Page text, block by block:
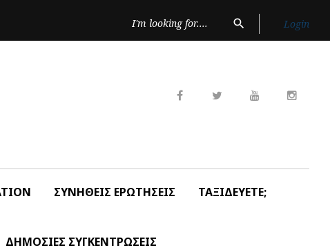
Login
for:
search
ΣΥΝΗΘΕΙΣ ΕΡΩΤΗΣΕΙΣ ΤΑΞΙΔΕΥΕΤΕ;
ΔΗΜΟΣΙΕΣ ΣΥΓΚΕΝΤΡΩΣΕΙΣ